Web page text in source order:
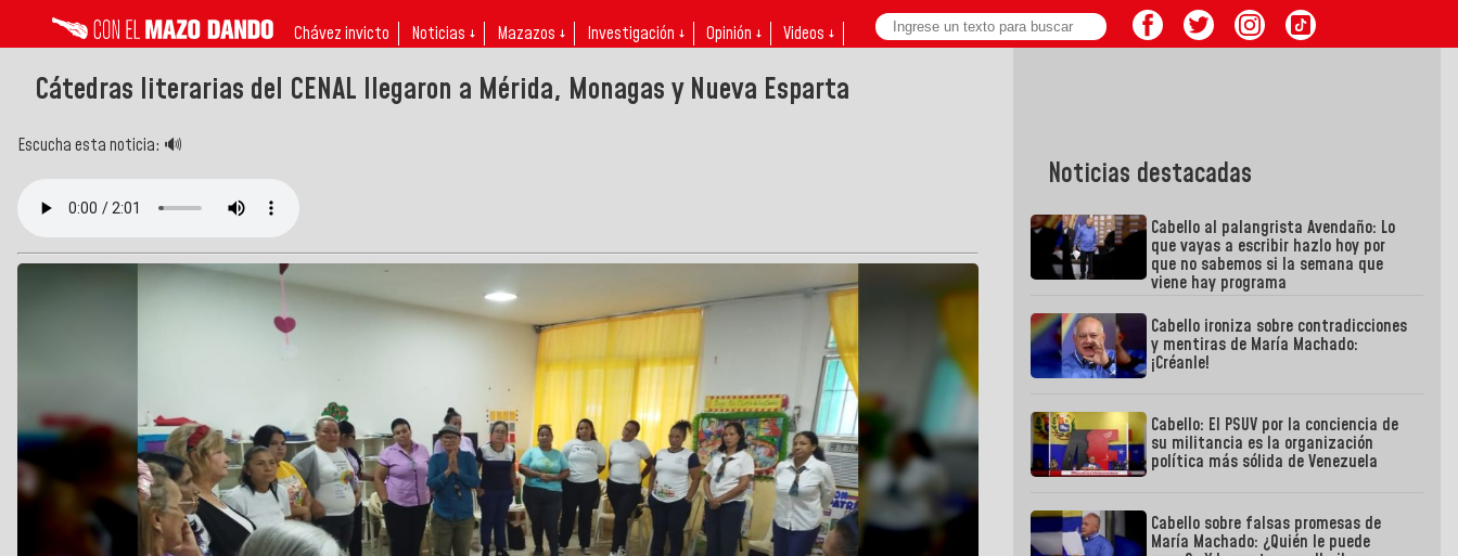
Chávez invicto Noticias ↓ Mazazos ↓ Investigación ↓ Opinión ↓ Videos ↓
Cátedras literarias del CENAL llegaron a Mérida, Monagas y Nueva Esparta
Escucha esta noticia: 🔊
Noticias destacadas
Cabello al palangrista Avendaño: Lo
que vayas a escribir hazlo hoy por
que no sabemos si la semana que
viene hay programa
Cabello ironiza sobre contradicciones
y mentiras de María Machado:
¡Créanle!
Cabello: El PSUV por la conciencia de
su militancia es la organización
política más sólida de Venezuela
Cabello sobre falsas promesas de
María Machado: ¿Quién le puede